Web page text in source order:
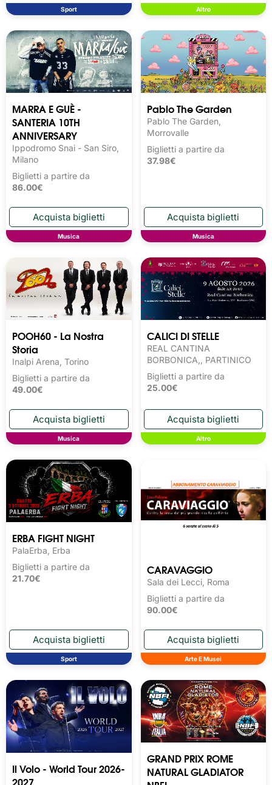
Sport Altro
MARRA E GUÈ -
SANTERIA 10TH
ANNIVERSARY
Ippodromo Snai - San Siro,
Milano
Biglietti a partire da
86.00€
Musica
Pablo The Garden
Pablo The Garden,
Morrovalle
Biglietti a partire da
37.98€
Musica
POOH60 - La Nostra
Storia
Inalpi Arena, Torino
Biglietti a partire da
49.00€
Musica
CALICI DI STELLE
REAL CANTINA
BORBONICA,, PARTINICO
Biglietti a partire da
25.00€
Altro
ERBA FIGHT NIGHT
PalaErba, Erba
Biglietti a partire da
21.70€
Sport
CARAVAGGIO
Sala dei Lecci, Roma
Biglietti a partire da
90.00€
Arte E Musei
Il Volo - World Tour 2026-
2027
GRAND PRIX ROME
NATURAL GLADIATOR